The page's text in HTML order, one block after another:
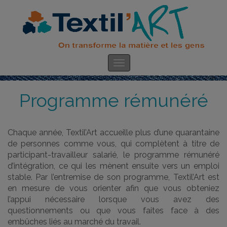
Programme rémunéré
Chaque année, Textil’Art accueille plus d’une quarantaine
de personnes comme vous, qui complètent à titre de
participant-travailleur salarié, le programme rémunéré
d’intégration, ce qui les mènent ensuite vers un emploi
stable. Par l’entremise de son programme, Textil’Art est
en mesure de vous orienter afin que vous obteniez
l’appui nécessaire lorsque vous avez des
questionnements ou que vous faites face à des
embûches liés au marché du travail.